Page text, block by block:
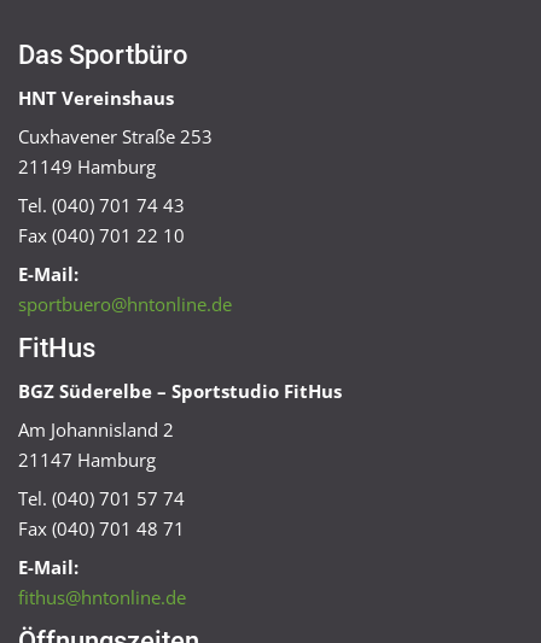
Das Sportbüro
HNT Vereinshaus
Cuxhavener Straße 253
21149 Hamburg
Tel. (040) 701 74 43
Fax (040) 701 22 10
E-Mail:
sportbuero@hntonline.de
FitHus
BGZ Süderelbe – Sportstudio FitHus
Am Johannisland 2
21147 Hamburg
Tel. (040) 701 57 74
Fax (040) 701 48 71
E-Mail:
fithus@hntonline.de